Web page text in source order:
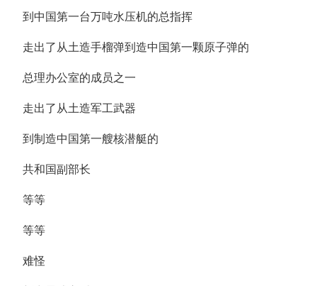
到中国第一台万吨水压机的总指挥
走出了从土造手榴弹到造中国第一颗原子弹的
总理办公室的成员之一
走出了从土造军工武器
到制造中国第一艘核潜艇的
共和国副部长
等等
等等
难怪